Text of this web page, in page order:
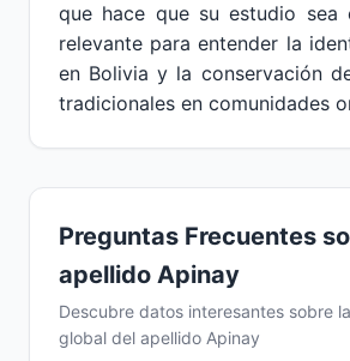
que hace que su estudio sea
relevante para entender la
en Bolivia y la conservación
tradicionales en comunidades
Preguntas Frecuentes
apellido Apinay
Descubre datos interesantes sobre
global del apellido Apinay